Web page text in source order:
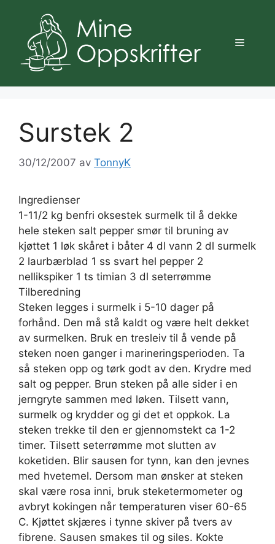
innhold
Meny
Surstek 2
30/12/2007 av TonnyK
Ingredienser
1-11/2 kg benfri oksestek surmelk til å dekke
hele steken salt pepper smør til bruning av
kjøttet 1 løk skåret i båter 4 dl vann 2 dl surmelk
2 laurbærblad 1 ss svart hel pepper 2
nellikspiker 1 ts timian 3 dl seterrømme
Tilberedning
Steken legges i surmelk i 5-10 dager på
forhånd. Den må stå kaldt og være helt dekket
av surmelken. Bruk en tresleiv til å vende på
steken noen ganger i marineringsperioden. Ta
så steken opp og tørk godt av den. Krydre med
salt og pepper. Brun steken på alle sider i en
jerngryte sammen med løken. Tilsett vann,
surmelk og krydder og gi det et oppkok. La
steken trekke til den er gjennomstekt ca 1-2
timer. Tilsett seterrømme mot slutten av
koketiden. Blir sausen for tynn, kan den jevnes
med hvetemel. Dersom man ønsker at steken
skal være rosa inni, bruk steketermometer og
avbryt kokingen når temperaturen viser 60-65
C. Kjøttet skjæres i tynne skiver på tvers av
fibrene. Sausen smakes til og siles. Kokte